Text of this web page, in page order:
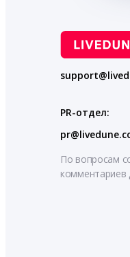
PR-отдел:
По вопросам